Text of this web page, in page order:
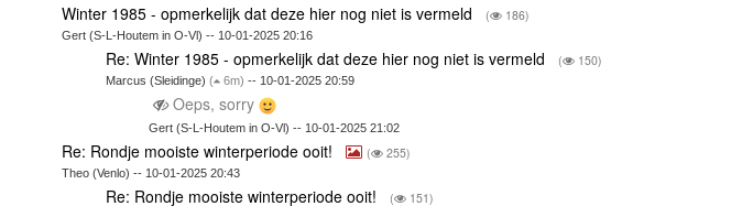
Winter 1985 - opmerkelijk dat deze hier nog niet is vermeld ( 186)
Gert (S-L-Houtem in O-Vl) -- 10-01-2025 20:16
Re: Winter 1985 - opmerkelijk dat deze hier nog niet is vermeld ( 150)
Marcus (Sleidinge) ( 6m) -- 10-01-2025 20:59
Oeps, sorry
Gert (S-L-Houtem in O-Vl) -- 10-01-2025 21:02
Re: Rondje mooiste winterperiode ooit! ( 255)
Theo (Venlo) -- 10-01-2025 20:43
Re: Rondje mooiste winterperiode ooit! ( 151)